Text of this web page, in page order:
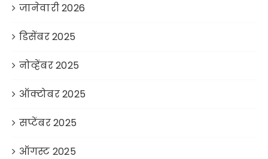
जानेवारी 2026
डिसेंबर 2025
नोव्हेंबर 2025
ऑक्टोबर 2025
सप्टेंबर 2025
ऑगस्ट 2025